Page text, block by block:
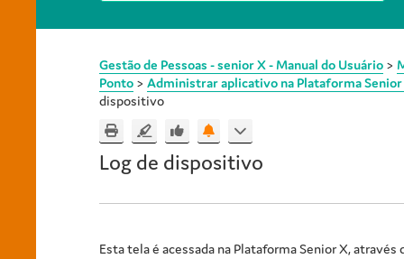
Gestão de Pessoas - senior X - Manual do Usuário >
Ponto > Administrar aplicativo na Plataforma
dispositivo
Log de dispositivo
Esta tela é acessada na Plataforma Senior X, através